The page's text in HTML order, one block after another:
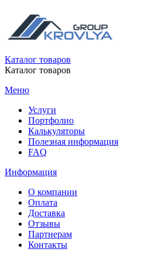
Каталог товаров
Каталог товаров
Меню
Услуги
Портфолио
Калькуляторы
Полезная информация
FAQ
Информация
О компании
Оплата
Доставка
Отзывы
Партнерам
Контакты